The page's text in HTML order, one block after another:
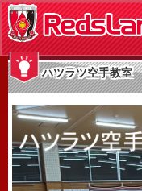
ハツラツ空手教室